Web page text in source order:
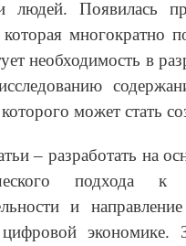
людей. Появилась
многократно
необходимость в
может стать
– разработать на
подхода к
и
экономике.